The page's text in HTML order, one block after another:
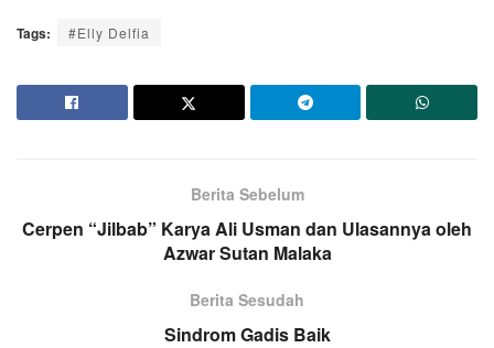
Tags: #Elly Delfia
Berita Sebelum
Cerpen “Jilbab” Karya Ali Usman dan Ulasannya oleh
Azwar Sutan Malaka
Berita Sesudah
Sindrom Gadis Baik